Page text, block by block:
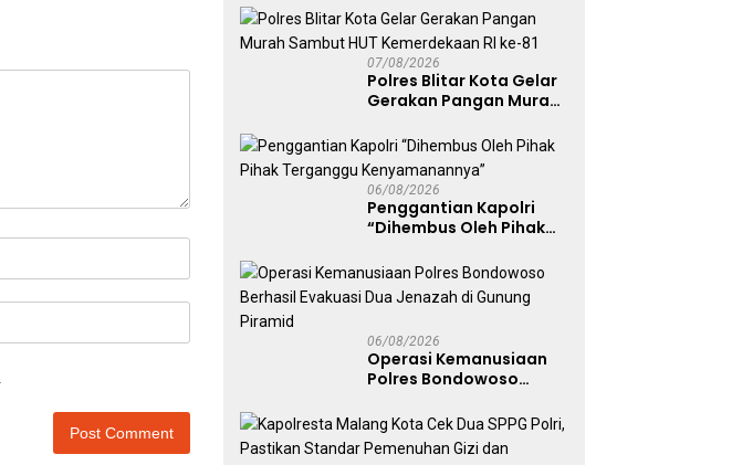
Bonek Mania Dukung
Persebaya dari
Lapangan Mapolda
07/08/2026
Polres Blitar Kota Gelar
Gerakan Pangan Murah
Kemerdekaan RI ke-81
06/08/2026
Penggantian Kapolri
“Dihembus Oleh Pihak
Kenyamanannya”
06/08/2026
Operasi Kemanusiaan
Polres Bondowoso
Jenazah di Gunung
Piramid